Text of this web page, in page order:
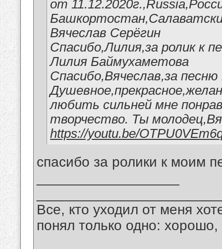
от
Вячеслав Серёгин
Спасибо,Лилия,за ролик к
Лилия Баймухаметова
Спасибо,Вячеслав,за песню
любить сильней мне
творчество. Ты
https://youtu.be/
спасибо за ролики к моим
Все, кто уходил от меня
понял только одно: